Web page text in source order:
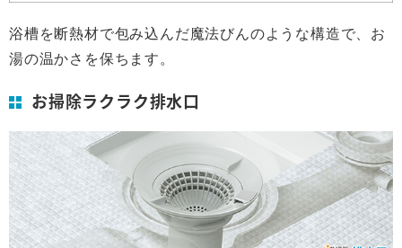
浴槽を断熱材で包み込んだ魔法びんのような構造で、お
湯の温かさを保ちます。
お掃除ラクラク排水口